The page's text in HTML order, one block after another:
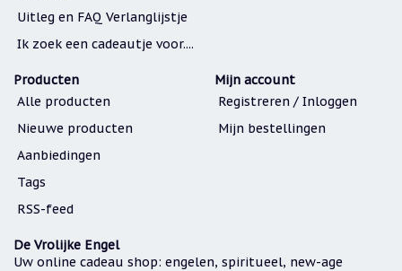
Uitleg en FAQ Verlanglijstje
Ik zoek een cadeautje voor....
Producten
Alle producten
Nieuwe producten
Aanbiedingen
Tags
RSS-feed
Mijn account
Registreren / Inloggen
Mijn bestellingen
De Vrolijke Engel
Uw online cadeau shop: engelen, spiritueel, new-age